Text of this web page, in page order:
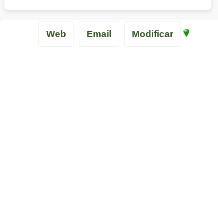
Web Email Modificar